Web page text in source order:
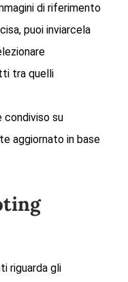
di riferimento
puoi inviarcela
tra quelli
condiviso su
aggiornato in base
riguarda gli